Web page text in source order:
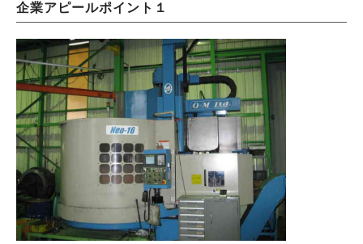
企業アピールポイント１